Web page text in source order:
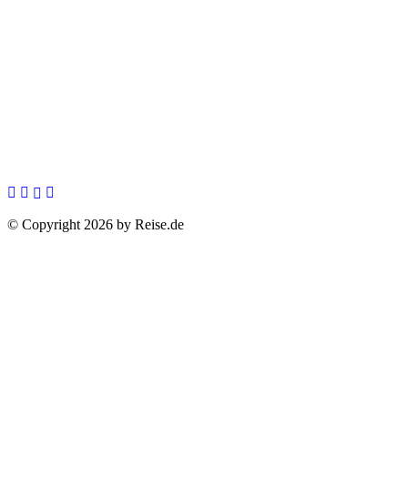
© Copyright 2026 by Reise.de